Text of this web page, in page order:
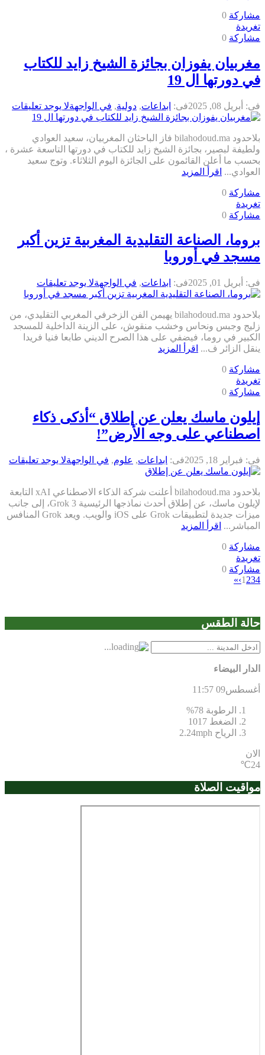
مشاركة 0
تغريدة
مشاركة 0
مغربيان يفوزان بجائزة الشيخ زايد للكتاب
في دورتها ال 19
فى: أبريل 08, 2025 فى: ابداعات, دولية, في الواجهةلا يوجد تعليقات
بلاحدود bilahodoud.ma فاز الباحثان المغربيان، سعيد العوادي
ولطيفة لبصير، بجائزة الشيخ زايد للكتاب في دورتها التاسعة عشرة ،
بحسب ما أعلن القائمون على الجائزة اليوم الثلاثاء. وتوج سعيد
العوادي... اقرأ المزيد
مشاركة 0
تغريدة
مشاركة 0
بروما، الصناعة التقليدية المغربية تزين أكبر
مسجد في أوروبا
فى: أبريل 01, 2025 فى: ابداعات, في الواجهةلا يوجد تعليقات
بلاحدود bilahodoud.ma يهيمن الفن الزخرفي المغربي التقليدي، من
زليج وجبس ونحاس وخشب منقوش، على الزينة الداخلية للمسجد
الكبير في روما، فيضفي على هذا الصرح الديني طابعا فنيا فريدا
ينقل الزائر ف... اقرأ المزيد
مشاركة 0
تغريدة
مشاركة 0
إيلون ماسك يعلن عن إطلاق “أذكى ذكاء
اصطناعي على وجه الأرض”!
فى: فبراير 18, 2025 فى: ابداعات, علوم, في الواجهةلا يوجد تعليقات
بلاحدود bilahodoud.ma أعلنت شركة الذكاء الاصطناعي xAI التابعة
لإيلون ماسك، عن إطلاق أحدث نماذجها الرئيسية Grok 3، إلى جانب
ميزات جديدة لتطبيقات Grok على iOS والويب. ويعد Grok المنافس
المباشر... اقرأ المزيد
مشاركة 0
تغريدة
مشاركة 0
1 234
›
»
حالة الطقس
الدار البيضاء
أغسطس09 11:57
الرطوبة 78%
الضغط 1017
الرياح 2.24mph
الان
24℃
مواقيت الصلاة